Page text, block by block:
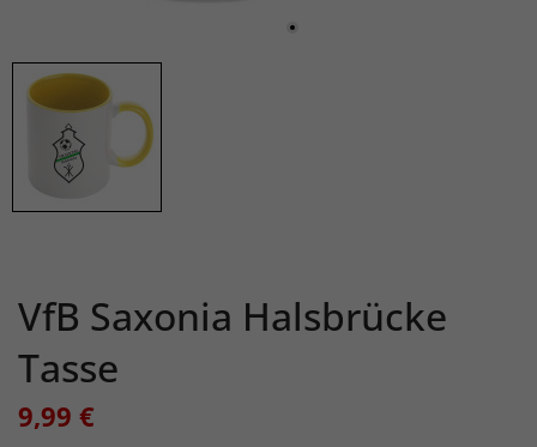
VfB Saxonia Halsbrücke
Tasse
9,99 €